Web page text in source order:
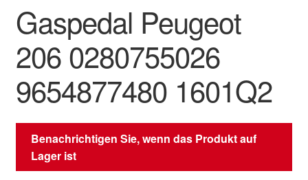
Gaspedal Peugeot
206 0280755026
9654877480 1601Q2
Benachrichtigen Sie, wenn das Produkt auf
Lager ist